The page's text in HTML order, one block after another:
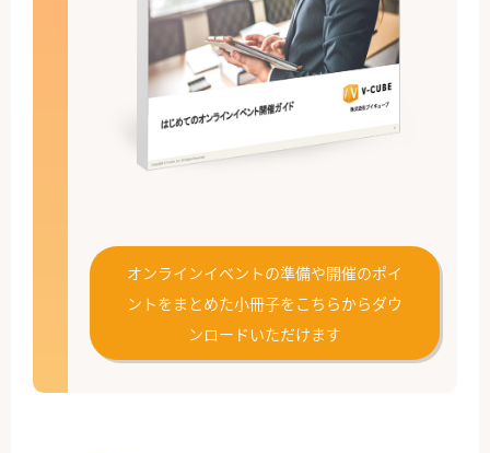
オンラインイベントの準備や開催のポイ
ントをまとめた小冊子をこちらからダウ
ンロードいただけます